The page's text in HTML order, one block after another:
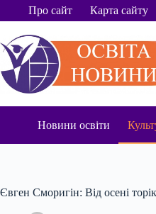
ПерейтиПро сайт Карта сайту
Новини освіти
Євген Сморигін: Від осені